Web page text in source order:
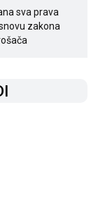
sva prava
zakona